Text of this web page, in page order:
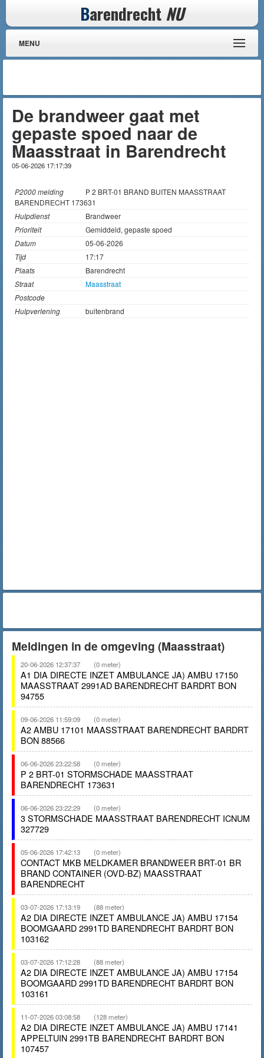
Barendrecht NU
MENU
De brandweer gaat met
gepaste spoed naar de
Maasstraat in Barendrecht
05-06-2026 17:17:39
P2000 melding
P 2 BRT-01 BRAND BUITEN MAASSTRAAT
BARENDRECHT 173631
Hulpdienst
Brandweer
Prioriteit
Gemiddeld, gepaste spoed
Datum
05-06-2026
Tijd
17:17
Plaats
Barendrecht
Straat
Maasstraat
Postcode
Hulpverlening
buitenbrand
Meldingen in de omgeving (Maasstraat)
20-06-2026 12:37:37 (0 meter)
A1 DIA DIRECTE INZET AMBULANCE JA) AMBU 17150
MAASSTRAAT 2991AD BARENDRECHT BARDRT BON
94755
09-06-2026 11:59:09 (0 meter)
A2 AMBU 17101 MAASSTRAAT BARENDRECHT BARDRT
BON 88566
06-06-2026 23:22:58 (0 meter)
P 2 BRT-01 STORMSCHADE MAASSTRAAT
BARENDRECHT 173631
06-06-2026 23:22:29 (0 meter)
3 STORMSCHADE MAASSTRAAT BARENDRECHT ICNUM
327729
05-06-2026 17:42:13 (0 meter)
CONTACT MKB MELDKAMER BRANDWEER BRT-01 BR
BRAND CONTAINER (OVD-BZ) MAASSTRAAT
BARENDRECHT
03-07-2026 17:13:19 (88 meter)
A2 DIA DIRECTE INZET AMBULANCE JA) AMBU 17154
BOOMGAARD 2991TD BARENDRECHT BARDRT BON
103162
03-07-2026 17:12:28 (88 meter)
A2 DIA DIRECTE INZET AMBULANCE JA) AMBU 17154
BOOMGAARD 2991TD BARENDRECHT BARDRT BON
103161
11-07-2026 03:08:58 (128 meter)
A2 DIA DIRECTE INZET AMBULANCE JA) AMBU 17141
APPELTUIN 2991TB BARENDRECHT BARDRT BON
107457